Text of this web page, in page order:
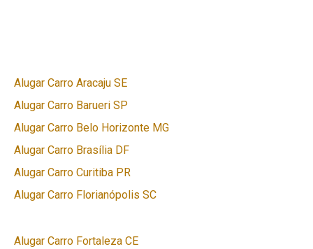
Alugar Carro Aracaju SE
Alugar Carro Barueri SP
Alugar Carro Belo Horizonte MG
Alugar Carro Brasília DF
Alugar Carro Curitiba PR
Alugar Carro Florianópolis SC
Alugar Carro Fortaleza CE